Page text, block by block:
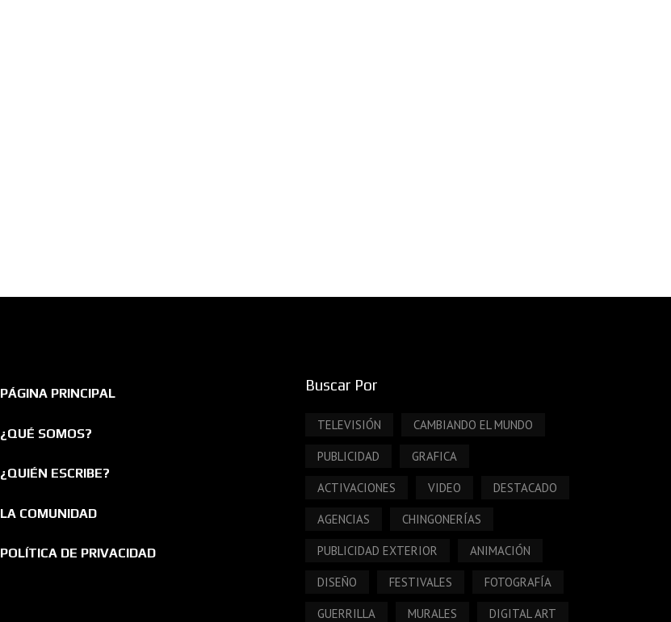
PÁGINA PRINCIPAL
¿QUÉ SOMOS?
¿QUIÉN ESCRIBE?
LA COMUNIDAD
POLÍTICA DE PRIVACIDAD
Buscar Por
TELEVISIÓN CAMBIANDO EL MUNDO
PUBLICIDAD GRAFICA
ACTIVACIONES VIDEO DESTACADO
AGENCIAS CHINGONERÍAS
PUBLICIDAD EXTERIOR ANIMACIÓN
DISEÑO FESTIVALES FOTOGRAFÍA
GUERRILLA MURALES DIGITAL ART